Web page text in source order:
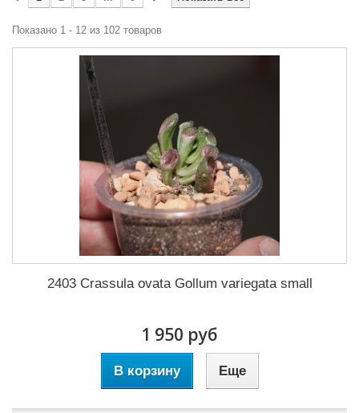
Показано 1 - 12 из 102 товаров
2403 Crassula ovata Gollum variegata small
1 950 руб
В корзину Еще